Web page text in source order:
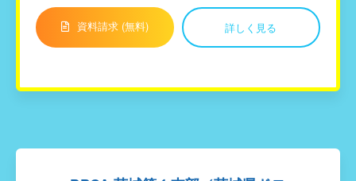
資料請求 (無料) 詳しく見る